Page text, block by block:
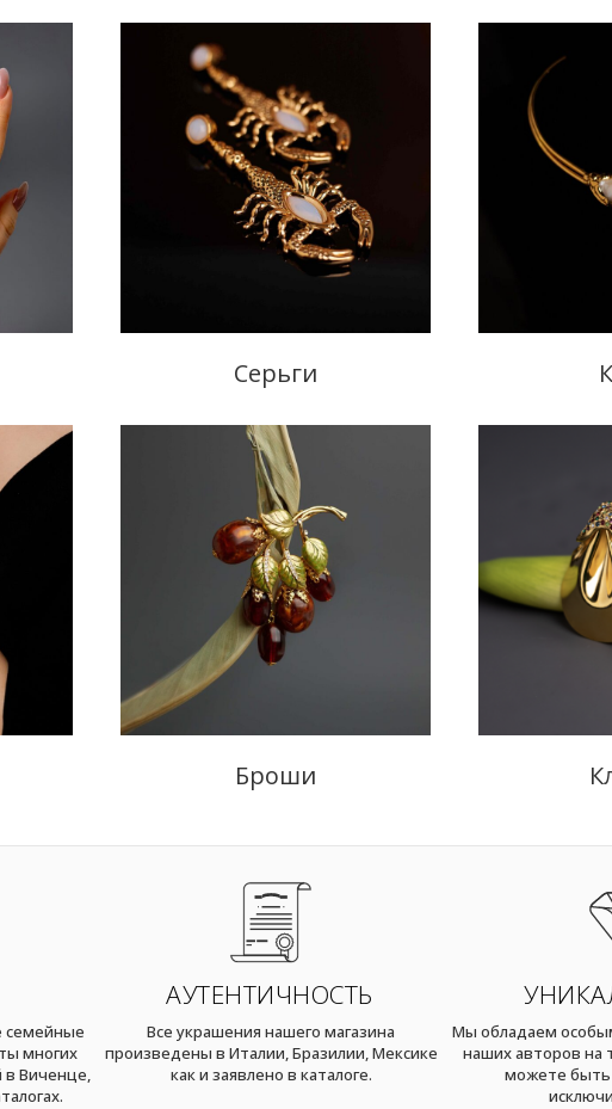
Серьги
Броши
семейные
многих
в Виченце,
АУТЕНТИЧНОСТЬ
Все украшения нашего магазина
произведены в Италии, Бразилии, Мексике
как и заявлено в каталоге.
Мы обладаем
наших авторов на
можете быть